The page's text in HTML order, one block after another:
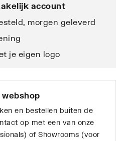
account
morgen geleverd
je eigen logo
en bestellen buiten de
op met een van onze
of Showrooms (voor